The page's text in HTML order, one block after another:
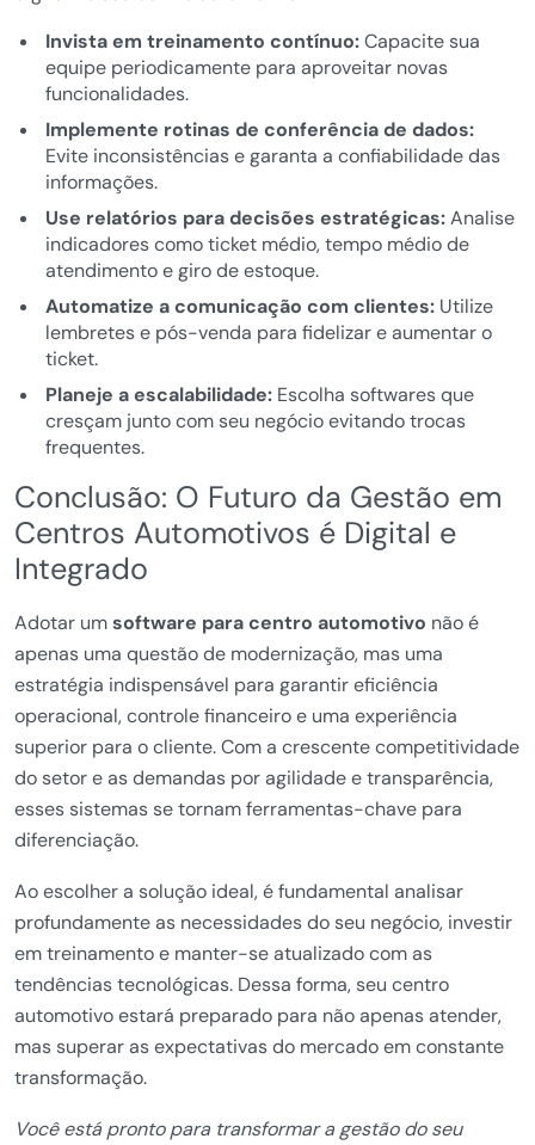
Invista em treinamento contínuo:Capacite sua
equipe periodicamente para aproveitar novas
funcionalidades.
Implemente rotinas de conferência de dados:
Evite inconsistências e garanta a confiabilidade das
informações.
Use relatórios para decisões estratégicas:Analise
indicadores como ticket médio, tempo médio de
atendimento e giro de estoque.
Automatize a comunicação com clientes:Utilize
lembretes e pós-venda para fidelizar e aumentar o
ticket.
Planeje a escalabilidade:Escolha softwares que
cresçam junto com seu negócio evitando trocas
frequentes.
Conclusão: O Futuro da Gestão em
Centros Automotivos é Digital e
Integrado
Adotar umsoftware para centro automotivo não é
apenas uma questão de modernização, mas uma
estratégia indispensável para garantir eficiência
operacional, controle financeiro e uma experiência
superior para o cliente. Com a crescente competitividade
do setor e as demandas por agilidade e transparência,
esses sistemas se tornam ferramentas-chave para
diferenciação.
Ao escolher a solução ideal, é fundamental analisar
profundamente as necessidades do seu negócio, investir
em treinamento e manter-se atualizado com as
tendências tecnológicas. Dessa forma, seu centro
automotivo estará preparado para não apenas atender,
mas superar as expectativas do mercado em constante
transformação.
Você está pronto para transformar a gestão do seu